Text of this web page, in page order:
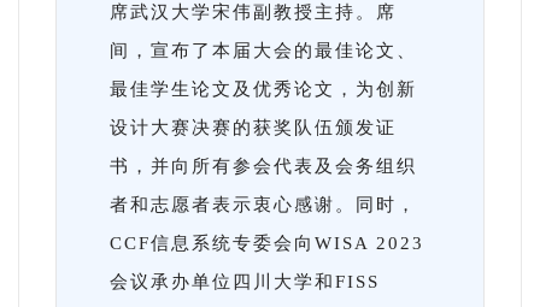
席武汉大学宋伟副教授主持。席
间，宣布了本届大会的最佳论文、
最佳学生论文及优秀论文，为创新
设计大赛决赛的获奖队伍颁发证
书，并向所有参会代表及会务组织
者和志愿者表示衷心感谢。同时，
CCF信息系统专委会向WISA 2023
会议承办单位四川大学和FISS